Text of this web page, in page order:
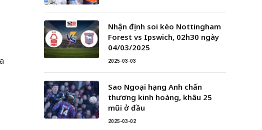
Nhận định soi kèo Nottingham
Forest vs Ipswich, 02h30 ngày
04/03/2025
2025-03-03
Sao Ngoại hạng Anh chấn
thương kinh hoàng, khâu 25
mũi ở đầu
2025-03-02